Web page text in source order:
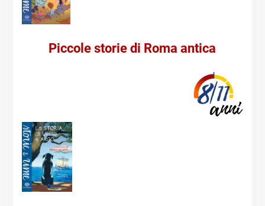
Piccole storie di Roma antica